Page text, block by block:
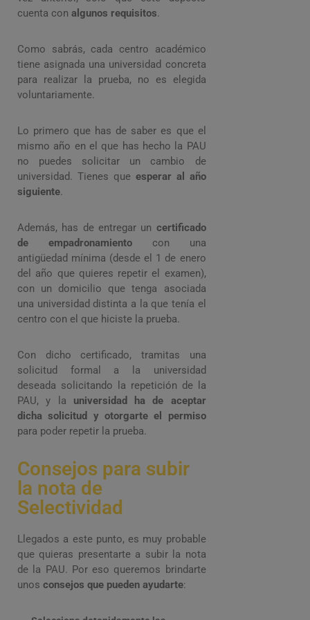
cuenta con algunos requisitos.
Como sabrás, cada centro académico
tiene asignada una universidad concreta
para realizar la prueba, no es elegida
voluntariamente.
Lo primero que has de saber es que el
mismo año en el que has hecho la PAU
no puedes solicitar un cambio de
universidad. Tienes que esperar al año
siguiente.
Además, has de entregar un certificado
de empadronamientocon una
antigüedad mínima (desde el 1 de enero
del año que quieres repetir el examen),
con un domicilio que tenga asociada
una universidad distinta a la que tenía el
centro con el que hiciste la prueba.
Con dicho certificado, tramitas una
solicitud formal a la universidad
deseada solicitando la repetición de la
PAU, y la universidad ha de aceptar
dicha solicitud y otorgarte el permiso
para poder repetir la prueba.
Consejos para subir
la nota de
Selectividad
Llegados a este punto, es muy probable
que quieras presentarte a subir la nota
de la PAU. Por eso queremos brindarte
unos consejos que pueden ayudarte: